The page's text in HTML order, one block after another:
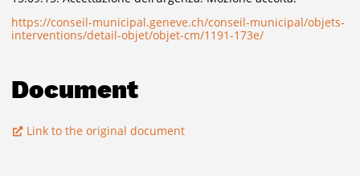
https://conseil-municipal.geneve.ch/conseil-municipal/objets-
interventions/detail-objet/objet-cm/1191-173e/
Document
Link to the original document